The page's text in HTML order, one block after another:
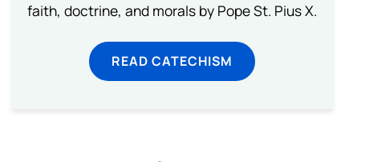
faith, doctrine, and morals by Pope St. Pius X.
READ CATECHISM